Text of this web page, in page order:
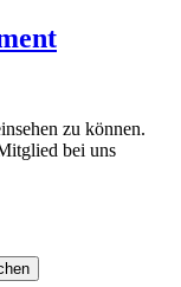
zu können.
bei uns